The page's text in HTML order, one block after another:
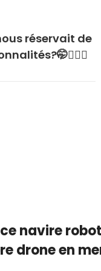
réservait de
navire robot
drone en